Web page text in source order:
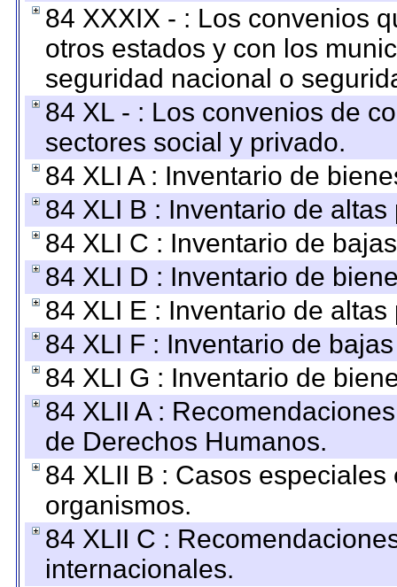
84 XXXIX - : Los convenios
otros estados y con los
seguridad nacional o
84 XL - : Los convenios de
sectores social y privado.
84 XLI A : Inventario de
84 XLI B : Inventario de
84 XLI C : Inventario de
84 XLI D : Inventario de
84 XLI E : Inventario de
84 XLI F : Inventario de
84 XLI G : Inventario de
84 XLII A :
de Derechos Humanos.
84 XLII B : Casos
organismos.
84 XLII C :
internacionales.